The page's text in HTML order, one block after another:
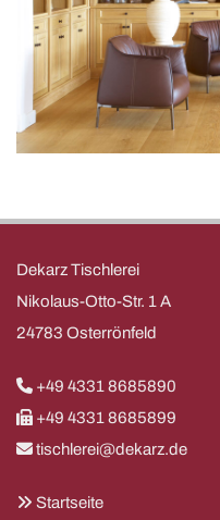
Dekarz Tischlerei
Nikolaus-Otto-Str. 1 A
24783 Osterrönfeld
 +49 4331 8685890
 +49 4331 8685899
 tischlerei@dekarz.de
 Startseite